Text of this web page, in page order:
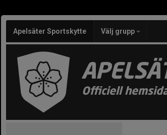
Apelsäter Sportskytte Välj grupp
Officiell